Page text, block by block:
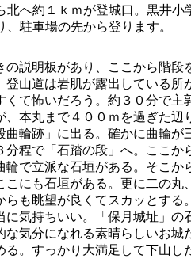
北へ約１ｋｍが登城口。黒井
、駐車場の先から登ります。
の説明板があり、ここから階段
登山道は岩肌が露出している所
くて怖いだろう。約３０分で主
、本丸まで４００ｍを過ぎた辺
曲輪跡」に出る。確かに曲輪が
分程で「石踏の段」へ。ここか
輪で立派な石垣がある。そこか
こにも石垣がある。更に二の丸
らも眺望が良くてスカッとする
に気持ちいい。「保月城址」の
な気分になれる素晴らしいお城
る。すっかり大満足して下山し